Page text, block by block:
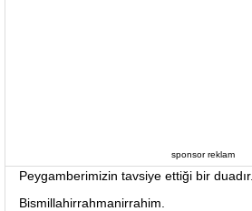
sponsor reklam
Peygamberimizin tavsiye ettiği bir duadır.
Bismillahirrahmanirrahim.